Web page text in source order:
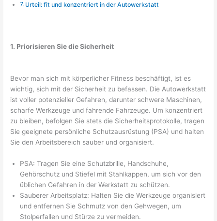
Urteil: fit und konzentriert in der Autowerkstatt
1. Priorisieren Sie die Sicherheit
Bevor man sich mit körperlicher Fitness beschäftigt, ist es
wichtig, sich mit der Sicherheit zu befassen. Die Autowerkstatt
ist voller potenzieller Gefahren, darunter schwere Maschinen,
scharfe Werkzeuge und fahrende Fahrzeuge. Um konzentriert
zu bleiben, befolgen Sie stets die Sicherheitsprotokolle, tragen
Sie geeignete persönliche Schutzausrüstung (PSA) und halten
Sie den Arbeitsbereich sauber und organisiert.
PSA: Tragen Sie eine Schutzbrille, Handschuhe,
Gehörschutz und Stiefel mit Stahlkappen, um sich vor den
üblichen Gefahren in der Werkstatt zu schützen.
Sauberer Arbeitsplatz: Halten Sie die Werkzeuge organisiert
und entfernen Sie Schmutz von den Gehwegen, um
Stolperfallen und Stürze zu vermeiden.